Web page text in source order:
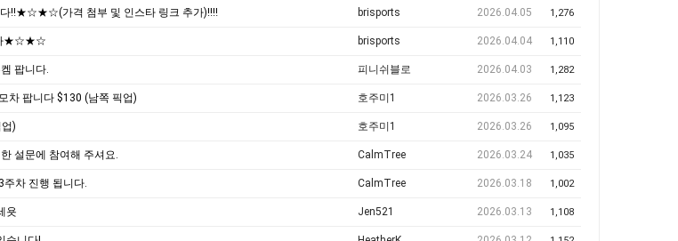
‼️★☆★☆(가격 첨부 및 인스타 링크 추가)‼️‼️ brisports 2026.04.05 1,276
다★☆★☆ brisports 2026.04.04 1,110
팝니다. 피니쉬블로 2026.04.03 1,282
차 팝니다 $130 (남쪽 픽업) 호주미1 2026.03.26 1,123
) 호주미1 2026.03.26 1,095
설문에 참여해 주셔요. CalmTree 2026.03.24 1,035
주차 진행 됩니다. CalmTree 2026.03.18 1,002
욧 Jen521 2026.03.13 1,108